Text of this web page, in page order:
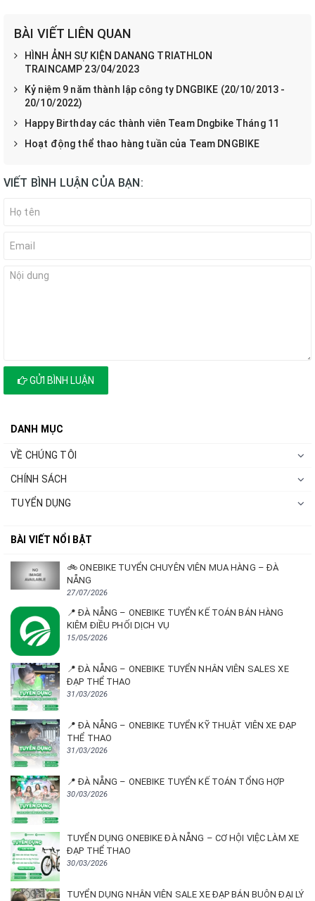
BÀI VIẾT LIÊN QUAN
HÌNH ẢNH SỰ KIỆN DANANG TRIATHLON
TRAINCAMP 23/04/2023
Kỷ niệm 9 năm thành lập công ty DNGBIKE (20/10/2013 -
20/10/2022)
Happy Birthday các thành viên Team Dngbike Tháng 11
Hoạt động thể thao hàng tuần của Team DNGBIKE
VIẾT BÌNH LUẬN CỦA BẠN:
GỬI BÌNH LUẬN
DANH MỤC
VỀ CHÚNG TÔI
CHÍNH SÁCH
TUYỂN DỤNG
BÀI VIẾT NỔI BẬT
🚲 ONEBIKE TUYỂN CHUYÊN VIÊN MUA HÀNG – ĐÀ
NẴNG
27/07/2026
📍 ĐÀ NẴNG – ONEBIKE TUYỂN KẾ TOÁN BÁN HÀNG
KIÊM ĐIỀU PHỐI DỊCH VỤ
15/05/2026
📍 ĐÀ NẴNG – ONEBIKE TUYỂN NHÂN VIÊN SALES XE
ĐẠP THỂ THAO
31/03/2026
📍 ĐÀ NẴNG – ONEBIKE TUYỂN KỸ THUẬT VIÊN XE ĐẠP
THỂ THAO
31/03/2026
📍 ĐÀ NẴNG – ONEBIKE TUYỂN KẾ TOÁN TỔNG HỢP
30/03/2026
TUYỂN DỤNG ONEBIKE ĐÀ NẴNG – CƠ HỘI VIỆC LÀM XE
ĐẠP THỂ THAO
30/03/2026
TUYỂN DỤNG NHÂN VIÊN SALE XE ĐẠP BÁN BUÔN ĐẠI LÝ